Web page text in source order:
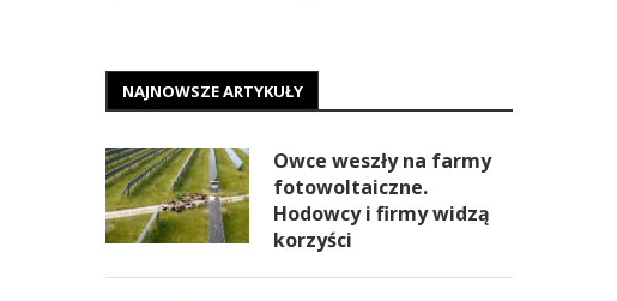
NAJNOWSZE ARTYKUŁY
Owce weszły na farmy
fotowoltaiczne.
Hodowcy i firmy widzą
korzyści